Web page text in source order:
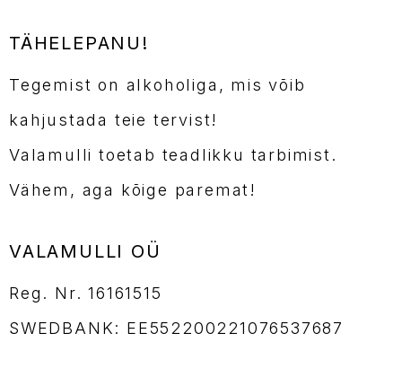
TÄHELEPANU!
Tegemist on alkoholiga, mis võib
kahjustada teie tervist!
Valamulli toetab teadlikku tarbimist.
Vähem, aga kõige paremat!
VALAMULLI OÜ
Reg. Nr. 16161515
SWEDBANK: EE552200221076537687